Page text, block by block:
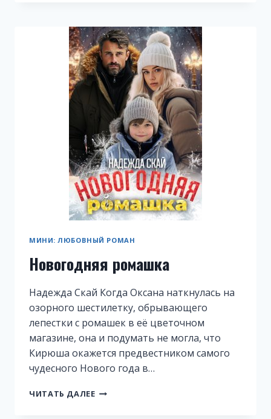
МИНИ: ЛЮБОВНЫЙ РОМАН
Новогодняя ромашка
Надежда Скай Когда Оксана наткнулась на
озорного шестилетку, обрывающего
лепестки с ромашек в её цветочном
магазине, она и подумать не могла, что
Кирюша окажется предвестником самого
чудесного Нового года в…
ЧИТАТЬ ДАЛЕЕ НОВОГОДНЯЯ